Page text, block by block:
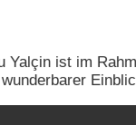
Yalçin ist im